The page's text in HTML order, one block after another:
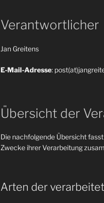
Verantwortlicher
Jan Greitens
E-Mail-Adresse:
Übersicht der
Die nachfolgende Übersicht
Zwecke ihrer Verarbeitung
Arten der